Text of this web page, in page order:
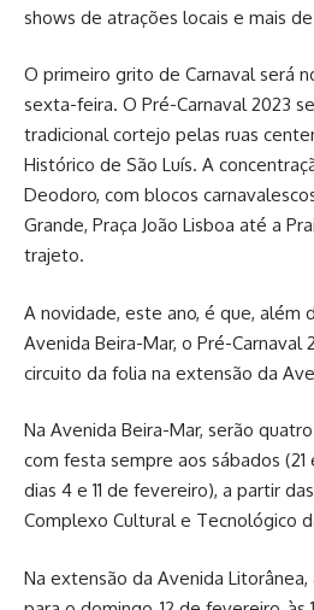
shows de atrações locais e mais
O primeiro grito de Carnaval será
sexta-feira. O Pré-Carnaval 2023
tradicional cortejo pelas ruas
Histórico de São Luís. A
Deodoro, com blocos
Grande, Praça João Lisboa até a
trajeto.
A novidade, este ano, é que, além
Avenida Beira-Mar, o Pré-Carnaval
circuito da folia na extensão da
Na Avenida Beira-Mar, serão
com festa sempre aos sábados (21
dias 4 e 11 de fevereiro), a partir
Complexo Cultural e Tecnológico
Na extensão da Avenida